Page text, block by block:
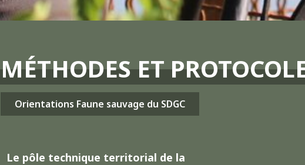
MÉTHODES ET
Orientations Faune sauvage du SDGC
Le pôle technique territorial de la